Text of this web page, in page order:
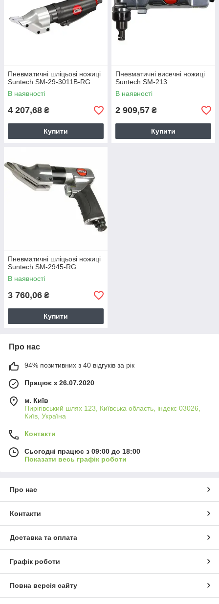
Пневматичні шліцьові ножиці
Suntech SM-29-3011B-RG
В наявності
4 207,68 ₴
Купити
Пневматичні висечні ножиці
Suntech SM-213
В наявності
2 909,57 ₴
Купити
Пневматичні шліцьові ножиці
Suntech SM-2945-RG
В наявності
3 760,06 ₴
Купити
Про нас
94% позитивних з 40 відгуків за рік
Працює з 26.07.2020
м. Київ
Пирігівський шлях 123, Київська область, індекс 03026,
Київ, Україна
Контакти
Сьогодні працює з 09:00 до 18:00
Показати весь графік роботи
Про нас
Контакти
Доставка та оплата
Графік роботи
Повна версія сайту